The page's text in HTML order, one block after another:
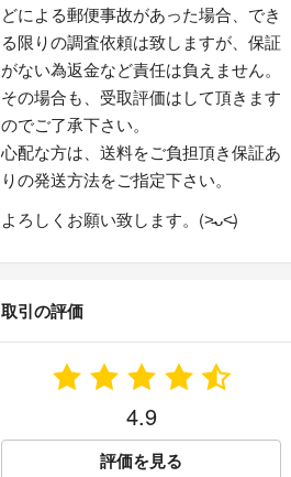
どによる郵便事故があった場合、でき
る限りの調査依頼は致しますが、保証
がない為返金など責任は負えません。
その場合も、受取評価はして頂きます
のでご了承下さい。
心配な方は、送料をご負担頂き保証あ
りの発送方法をご指定下さい。
よろしくお願い致します。(˃̵ᴗ˂̵)
取引の評価
4.9
評価を見る